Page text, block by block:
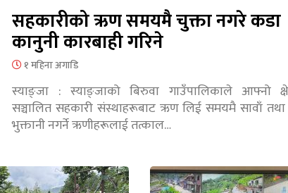
सहकारीको ऋण समयमै चुक्ता नगरे कडा
कानुनी कारबाही गरिने
१ महिना अगाडि
स्याङ्जा : स्याङ्जाको बिरुवा गाउँपालिकाले आफ्नो
सञ्चालित सहकारी संस्थाहरूबाट ऋण लिई समयमै सावाँ तथा
भुक्तानी नगर्ने ऋणीहरूलाई तत्काल…